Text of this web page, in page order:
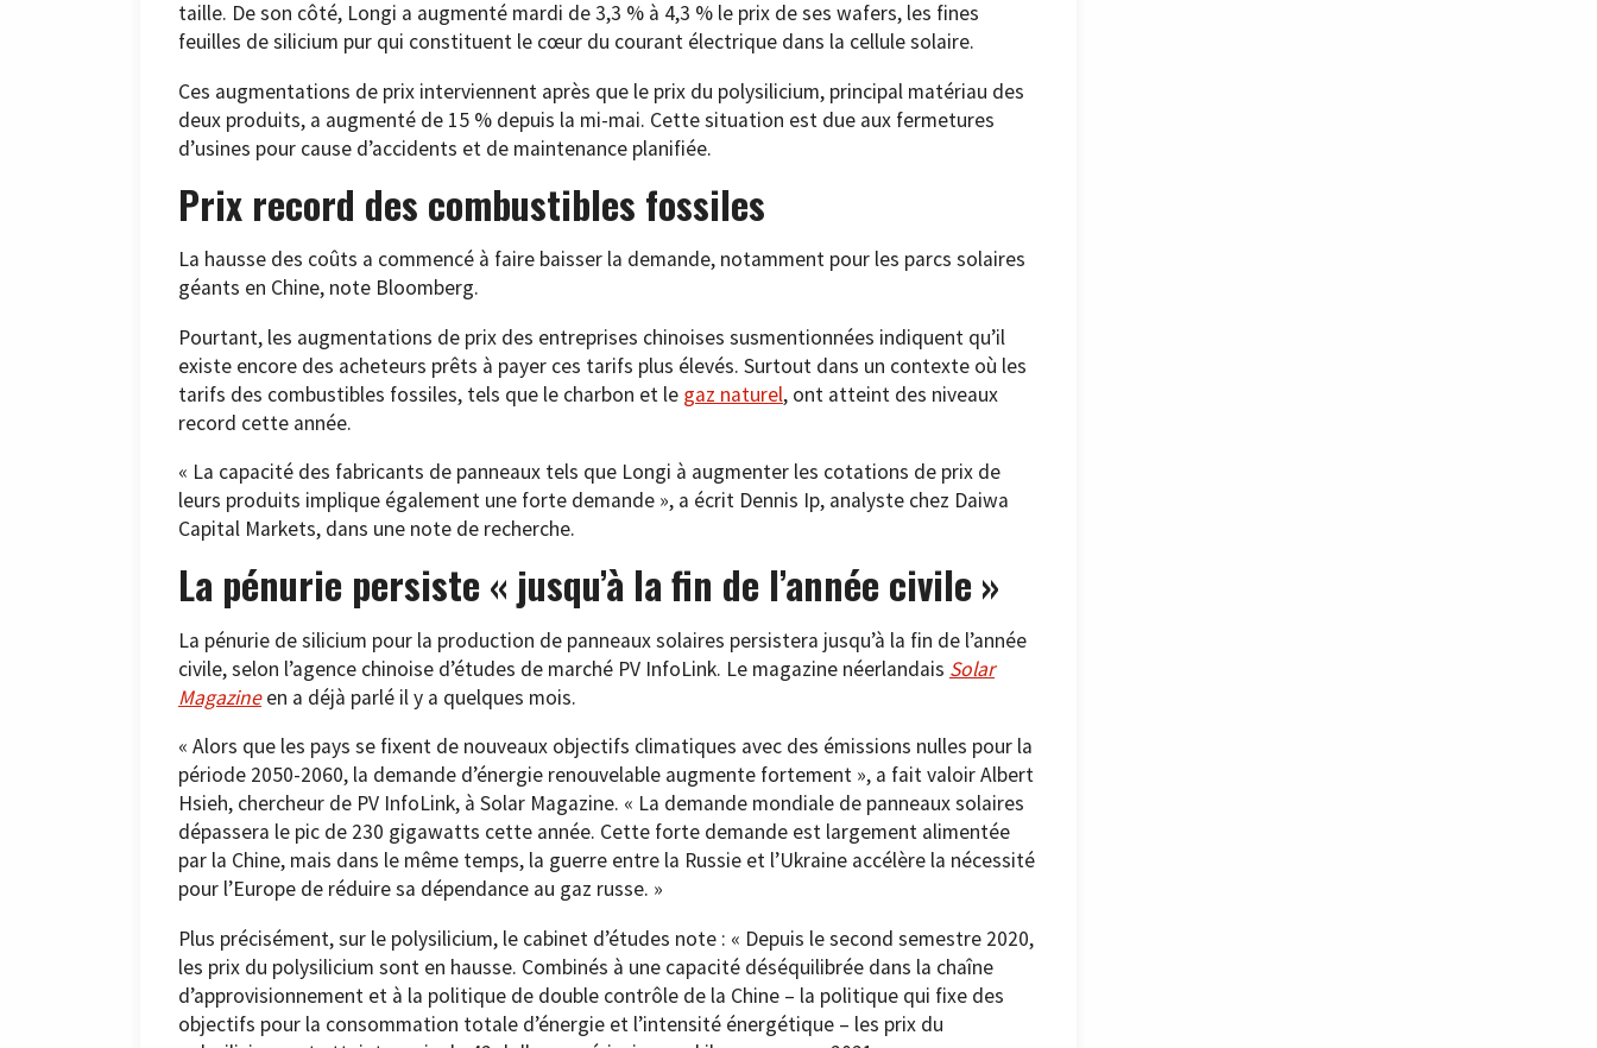
taille. De son côté, Longi a augmenté mardi de 3,3 % à 4,3 % le prix de ses wafers, les fines
feuilles de silicium pur qui constituent le cœur du courant électrique dans la cellule solaire.
Ces augmentations de prix interviennent après que le prix du polysilicium, principal matériau des
deux produits, a augmenté de 15 % depuis la mi-mai. Cette situation est due aux fermetures
d’usines pour cause d’accidents et de maintenance planifiée.
Prix record des combustibles fossiles
La hausse des coûts a commencé à faire baisser la demande, notamment pour les parcs solaires
géants en Chine, note Bloomberg.
Pourtant, les augmentations de prix des entreprises chinoises susmentionnées indiquent qu’il
existe encore des acheteurs prêts à payer ces tarifs plus élevés. Surtout dans un contexte où les
tarifs des combustibles fossiles, tels que le charbon et le gaz naturel, ont atteint des niveaux
record cette année.
« La capacité des fabricants de panneaux tels que Longi à augmenter les cotations de prix de
leurs produits implique également une forte demande », a écrit Dennis Ip, analyste chez Daiwa
Capital Markets, dans une note de recherche.
La pénurie persiste « jusqu’à la fin de l’année civile »
La pénurie de silicium pour la production de panneaux solaires persistera jusqu’à la fin de l’année
civile, selon l’agence chinoise d’études de marché PV InfoLink. Le magazine néerlandais Solar
Magazineen a déjà parlé il y a quelques mois.
« Alors que les pays se fixent de nouveaux objectifs climatiques avec des émissions nulles pour la
période 2050-2060, la demande d’énergie renouvelable augmente fortement », a fait valoir Albert
Hsieh, chercheur de PV InfoLink, à Solar Magazine. « La demande mondiale de panneaux solaires
dépassera le pic de 230 gigawatts cette année. Cette forte demande est largement alimentée
par la Chine, mais dans le même temps, la guerre entre la Russie et l’Ukraine accélère la nécessité
pour l’Europe de réduire sa dépendance au gaz russe. »
Plus précisément, sur le polysilicium, le cabinet d’études note : « Depuis le second semestre 2020,
les prix du polysilicium sont en hausse. Combinés à une capacité déséquilibrée dans la chaîne
d’approvisionnement et à la politique de double contrôle de la Chine – la politique qui fixe des
objectifs pour la consommation totale d’énergie et l’intensité énergétique – les prix du